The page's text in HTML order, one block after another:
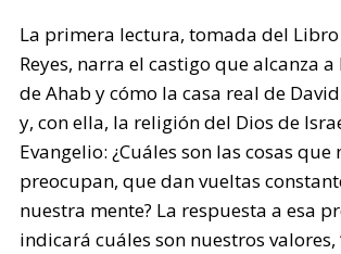
La primera lectura, tomada del Libro
Reyes, narra el castigo que alcanza
de Ahab y cómo la casa real de
y, con ella, la religión del Dios de
Evangelio: ¿Cuáles son las cosas que
preocupan, que dan vueltas
nuestra mente? La respuesta a esa
indicará cuáles son nuestros valores,